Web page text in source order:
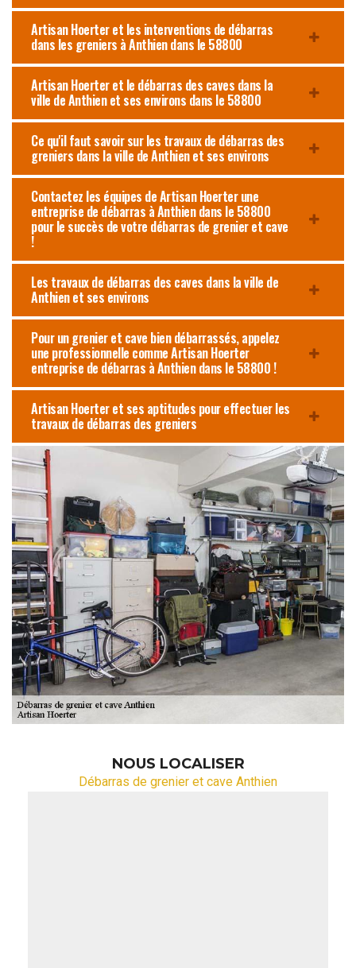
Artisan Hoerter et les interventions de débarras
dans les greniers à Anthien dans le 58800
Artisan Hoerter et le débarras des caves dans la
ville de Anthien et ses environs dans le 58800
Ce qu'il faut savoir sur les travaux de débarras des
greniers dans la ville de Anthien et ses environs
Contactez les équipes de Artisan Hoerter une
entreprise de débarras à Anthien dans le 58800
pour le succès de votre débarras de grenier et cave
!
Les travaux de débarras des caves dans la ville de
Anthien et ses environs
Pour un grenier et cave bien débarrassés, appelez
une professionnelle comme Artisan Hoerter
entreprise de débarras à Anthien dans le 58800 !
Artisan Hoerter et ses aptitudes pour effectuer les
travaux de débarras des greniers
NOUS LOCALISER
Débarras de grenier et cave Anthien